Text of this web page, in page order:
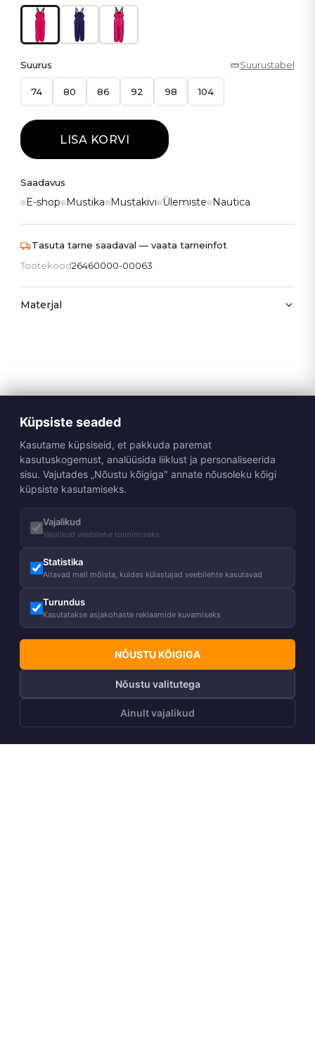
Suurus Suurustabel
74 80 86 92 98 104
LISA KORVI
Saadavus
E-shop Mustika Mustakivi Ülemiste Nautica
Tasuta tarne saadaval — vaata tarneinfot
Tootekood26460000-00063
Materjal
Küpsiste seaded
Kasutame küpsiseid, et pakkuda paremat
kasutuskogemust, analüüsida liiklust ja personaliseerida
sisu. Vajutades „Nõustu kõigiga" annate nõusoleku kõigi
küpsiste kasutamiseks.
Vajalikud
Vajalikud veebilehe toimimiseks
Statistika
Aitavad meil mõista, kuidas külastajad veebilehte kasutavad
Turundus
Kasutatakse asjakohaste reklaamide kuvamiseks
NÕUSTU KÕIGIGA
Nõustu valitutega
Ainult vajalikud